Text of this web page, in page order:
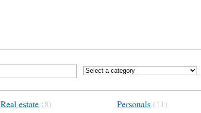
Real estate (8) Personals (11)